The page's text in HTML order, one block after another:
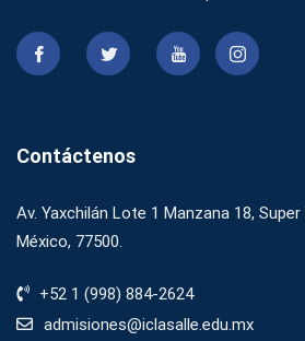
Contáctenos
Av. Yaxchilán Lote 1 Manzana 18,
México, 77500.
+52 1 (998) 884-2624
admisiones@iclasalle.edu.mx